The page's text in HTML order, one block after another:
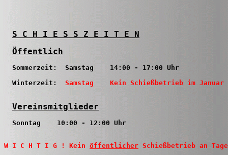
S C H I E S S Z E I T E N
Öffentlich
  Sommerzeit:  Samstag    14:00 - 17:00 Uhr
  Winterzeit:
Samstag    Kein Schießbetrieb im
Vereinsmitglieder
  Sonntag    10:00 - 12:00 Uhr
W I C H T I G ! Kein öffentlicher Schießbetrieb an